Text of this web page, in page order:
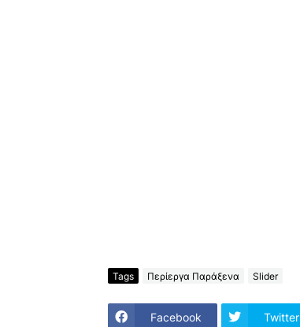
Tags Περίεργα Παράξενα Slider
Facebook Twitter